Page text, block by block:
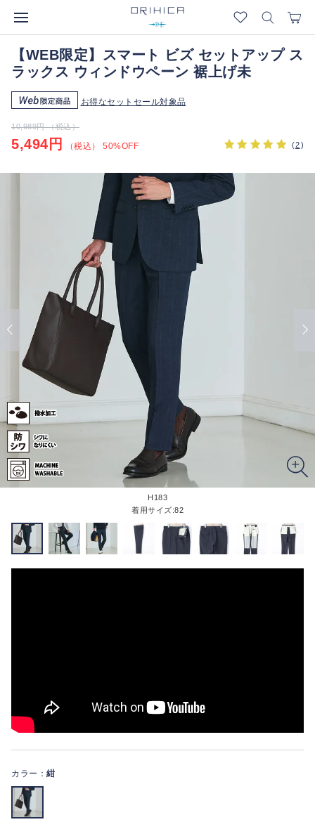
【WEB限定】スマート ビズ セットアップ ス
ラックス ウィンドウペーン 裾上げ未
お得なセットセール対象品
10,989円 （税込）
5,494円 （税込） 50%OFF (2)
H183
着用サイズ:82
カラー： 紺